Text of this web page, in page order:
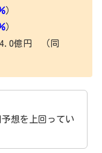
）
）
34.0億円 （同
想を上回ってい